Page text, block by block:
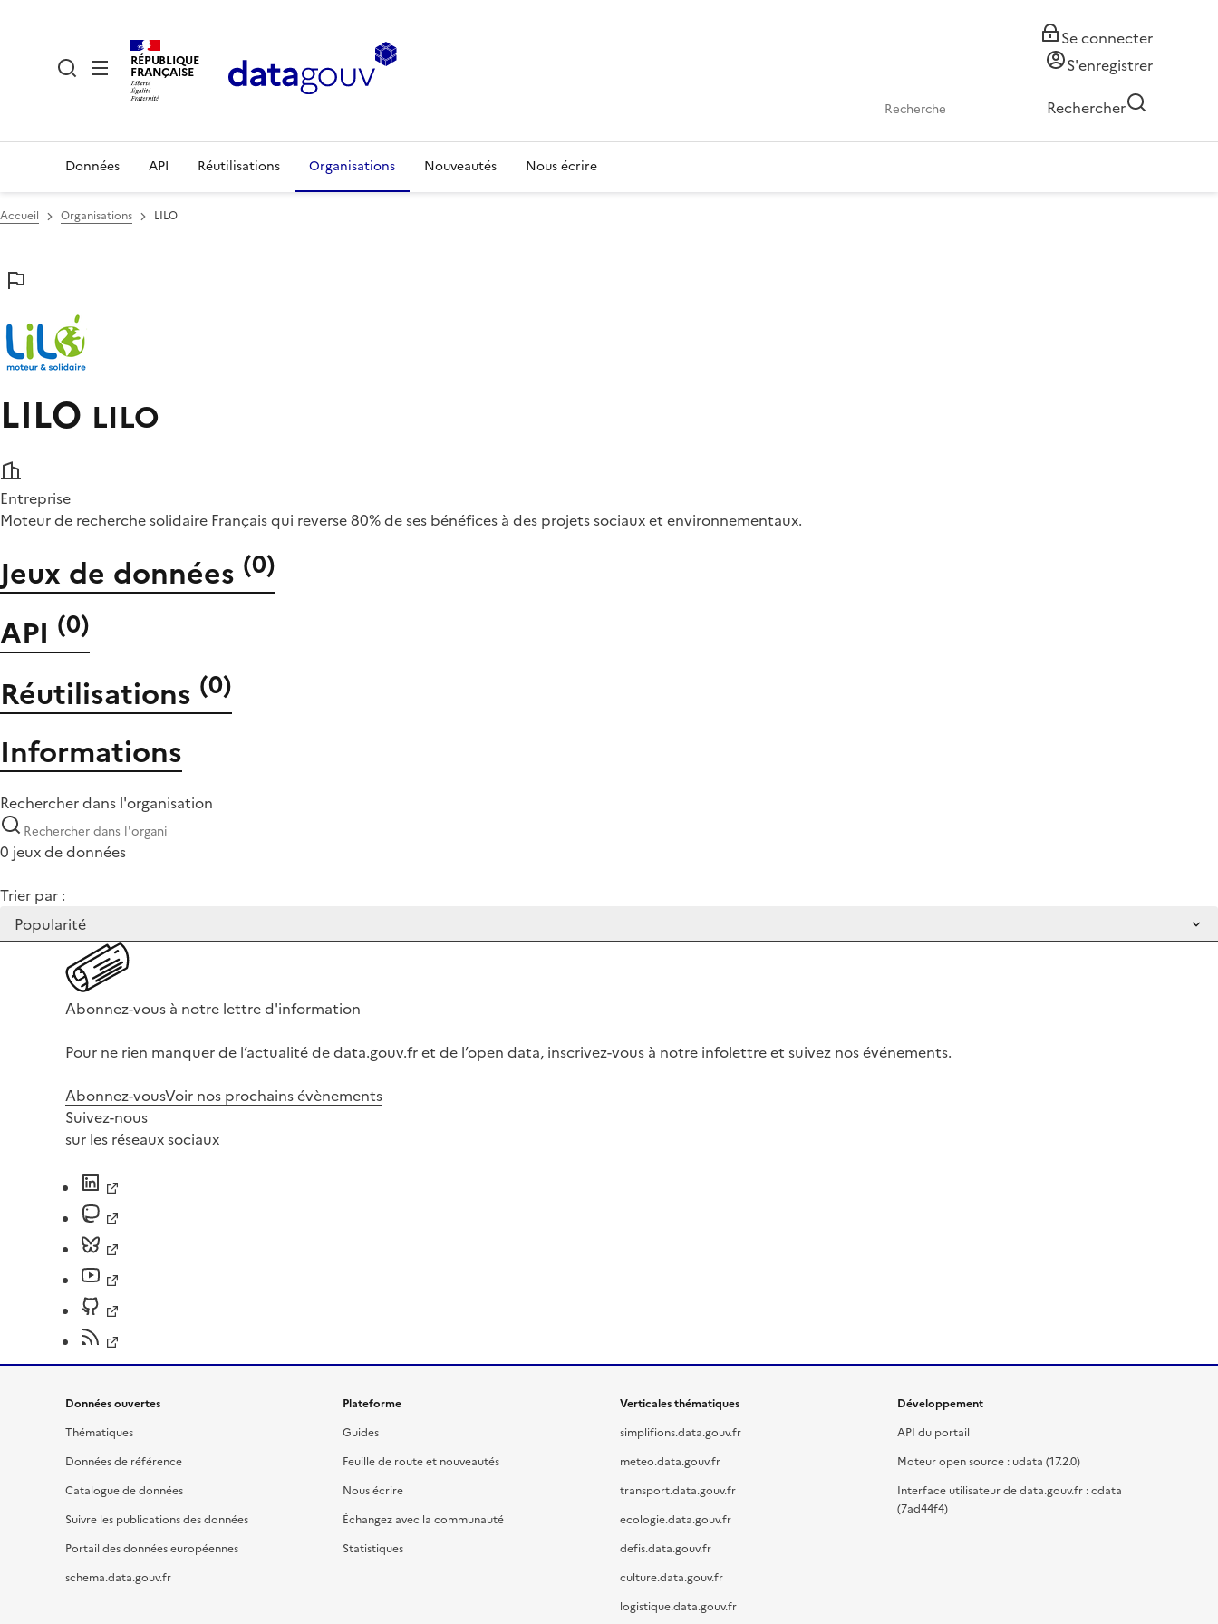
RÉPUBLIQUE
FRANÇAISE
Se connecter
S'enregistrer
Rechercher
Données API Réutilisations Organisations Nouveautés Nous écrire
Accueil Organisations LILO
LILO LILO
Entreprise
Moteur de recherche solidaire Français qui reverse 80% de ses bénéfices à des projets sociaux et environnementaux.
Jeux de données (0)
API (0)
Réutilisations (0)
Informations
Rechercher dans l'organisation
0 jeux de données
Trier par :
Abonnez-vous à notre lettre d'information
Pour ne rien manquer de l’actualité de data.gouv.fr et de l’open data, inscrivez-vous à notre infolettre et suivez nos événements.
Abonnez-vousVoir nos prochains évènements
Suivez-nous
sur les réseaux sociaux
Données ouvertes
Thématiques
Données de référence
Catalogue de données
Suivre les publications des données
Portail des données européennes
schema.data.gouv.fr
Plateforme
Guides
Feuille de route et nouveautés
Nous écrire
Échangez avec la communauté
Statistiques
Verticales thématiques
simplifions.data.gouv.fr
meteo.data.gouv.fr
transport.data.gouv.fr
ecologie.data.gouv.fr
defis.data.gouv.fr
culture.data.gouv.fr
logistique.data.gouv.fr
Développement
API du portail
Moteur open source : udata (17.2.0)
Interface utilisateur de data.gouv.fr : cdata
(7ad44f4)